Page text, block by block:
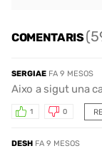
COMENTARIS
SERGIAE FA 9 MESOS
Aixo a sigut una
1 0
DESH FA 9 MESOS